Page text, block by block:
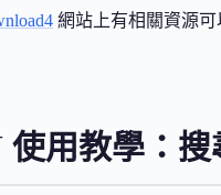
網站上有相關資源可
使用教學：